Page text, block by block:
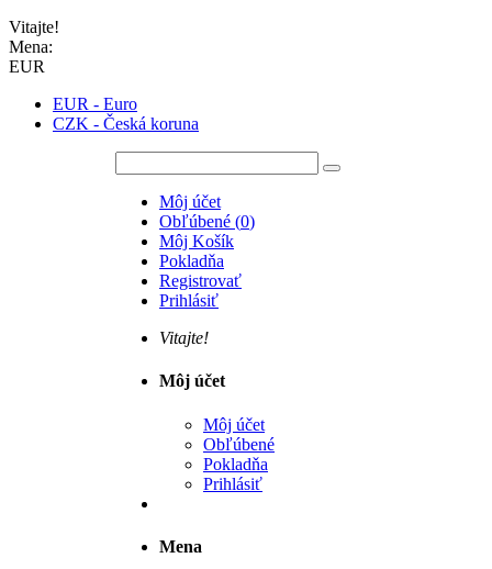
Vitajte!
Mena:
EUR
EUR - Euro
CZK - Česká koruna
Môj účet
Obľúbené (0)
Môj Košík
Pokladňa
Registrovať
Prihlásiť
Vitajte!
Môj účet
Môj účet
Obľúbené
Pokladňa
Prihlásiť
Mena